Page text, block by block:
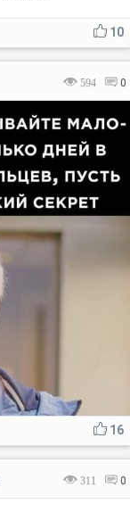
10
594 0
16
311 0